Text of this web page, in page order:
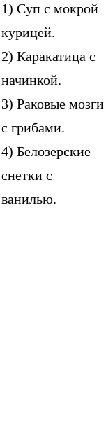
1) Суп с мокрой
курицей.
2) Каракатица с
начинкой.
3) Раковые мозги
с грибами.
4) Белозерские
снетки с
ванилью.